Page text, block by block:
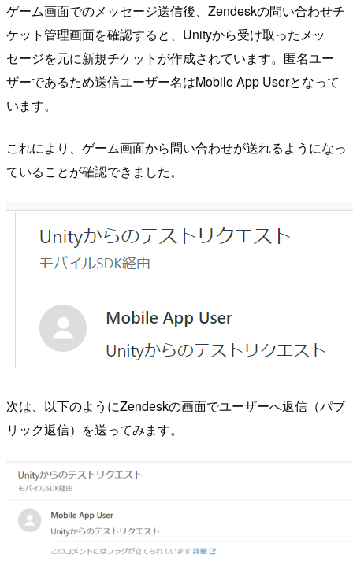
ゲーム画面でのメッセージ送信後、Zendeskの問い合わせチ
ケット管理画面を確認すると、Unityから受け取ったメッ
セージを元に新規チケットが作成されています。匿名ユー
ザーであるため送信ユーザー名はMobile App Userとなって
います。
これにより、ゲーム画面から問い合わせが送れるようになっ
ていることが確認できました。
次は、以下のようにZendeskの画面でユーザーへ返信（パブ
リック返信）を送ってみます。